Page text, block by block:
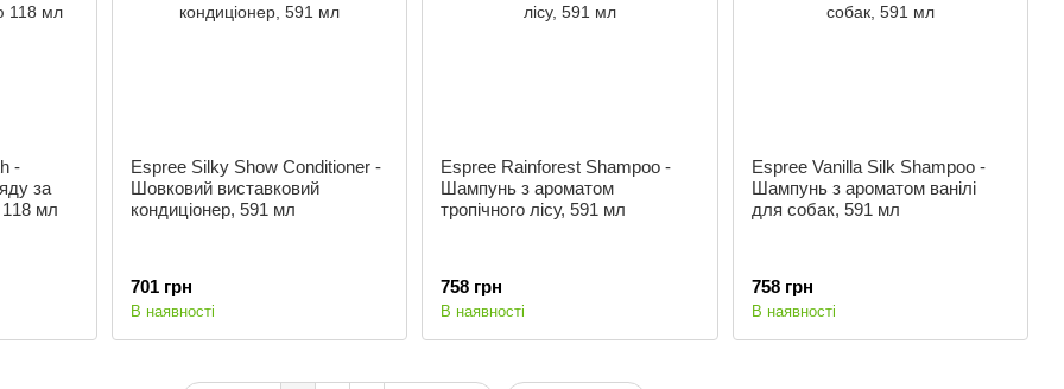
-
за
мл
Espree Silky Show Conditioner -
Шовковий виставковий
кондиціонер, 591 мл
701 грн
В наявності
Espree Rainforest Shampoo -
Шампунь з ароматом
тропічного лісу, 591 мл
758 грн
В наявності
Espree Vanilla Silk Shampoo -
Шампунь з ароматом ванілі
для собак, 591 мл
758 грн
В наявності